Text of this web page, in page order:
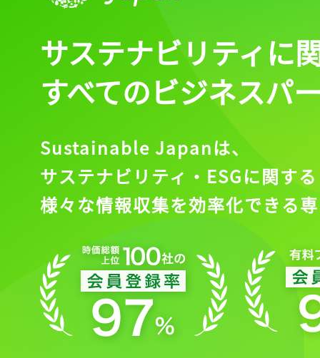
サステナビリティに
すべてのビジネスパ
Sustainable Japanは、
サステナビリティ・ESGに関する
様々な情報収集を効率化できる